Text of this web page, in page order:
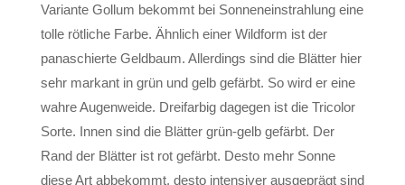
Variante Gollum bekommt bei Sonneneinstrahlung eine
tolle rötliche Farbe. Ähnlich einer Wildform ist der
panaschierte Geldbaum. Allerdings sind die Blätter hier
sehr markant in grün und gelb gefärbt. So wird er eine
wahre Augenweide. Dreifarbig dagegen ist die Tricolor
Sorte. Innen sind die Blätter grün-gelb gefärbt. Der
Rand der Blätter ist rot gefärbt. Desto mehr Sonne
diese Art abbekommt, desto intensiver ausgeprägt sind